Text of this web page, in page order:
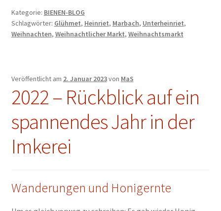
Kategorie: BIENEN-BLOG
Schlagwörter: Glühmet, Heinriet, Marbach, Unterheinriet,
Weihnachten, Weihnachtlicher Markt, Weihnachtsmarkt
Veröffentlicht am 2. Januar 2023von MaS
2022 – Rückblick auf ein
spannendes Jahr in der
Imkerei
Wanderungen und Honigernte